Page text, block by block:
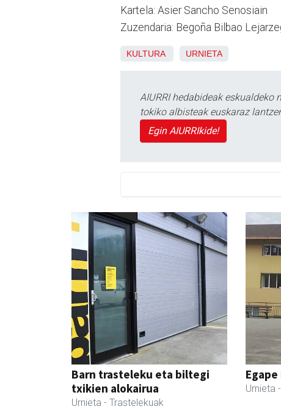
Kartela: Asier Sancho Senosiain
Zuzendaria: Begoña Bilbao
KULTURA URNIETA
AIURRI hedabideak
tokiko albisteak euskaraz
Egin AIURRIkide!
Barn trasteleku eta biltegi
txikien alokairua
Urnieta - Trastelekuak
Urnieta